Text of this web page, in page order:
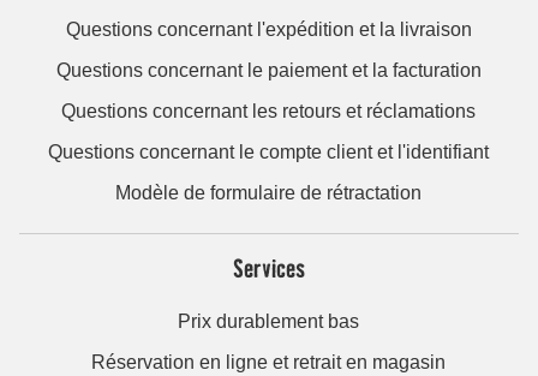
Questions concernant l'expédition et la livraison
Questions concernant le paiement et la facturation
Questions concernant les retours et réclamations
Questions concernant le compte client et l'identifiant
Modèle de formulaire de rétractation
Services
Prix durablement bas
Réservation en ligne et retrait en magasin